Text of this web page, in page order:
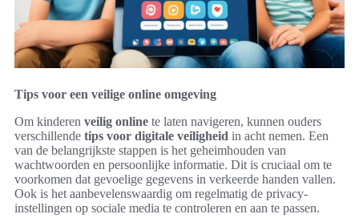
Tips voor een veilige online omgeving
Om kinderen veilig online te laten navigeren, kunnen ouders
verschillende tips voor digitale veiligheid in acht nemen. Een
van de belangrijkste stappen is het geheimhouden van
wachtwoorden en persoonlijke informatie. Dit is cruciaal om te
voorkomen dat gevoelige gegevens in verkeerde handen vallen.
Ook is het aanbevelenswaardig om regelmatig de privacy-
instellingen op sociale media te controleren en aan te passen.